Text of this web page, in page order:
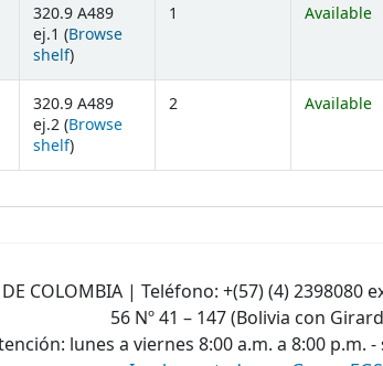
320.9 A489
ej.1 (Browse
shelf(Opens below)
)
1 Available
320.9 A489
ej.2 (Browse
shelf(Opens below)
)
2 Available
COLOMBIA | Teléfono: +(57) (4)
56 Nº 41 – 147 (Bolivia con
lunes a viernes 8:00 a.m. a 8:00 p.m. -